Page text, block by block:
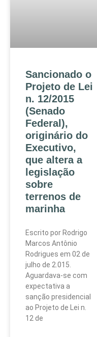
Sancionado o
Projeto de Lei
n. 12/2015
(Senado
Federal),
originário do
Executivo,
que altera a
legislação
sobre
terrenos de
marinha
Escrito por Rodrigo
Marcos Antônio
Rodrigues em 02 de
julho de 2.015.
Aguardava-se com
expectativa a
sanção presidencial
ao Projeto de Lei n.
12 de